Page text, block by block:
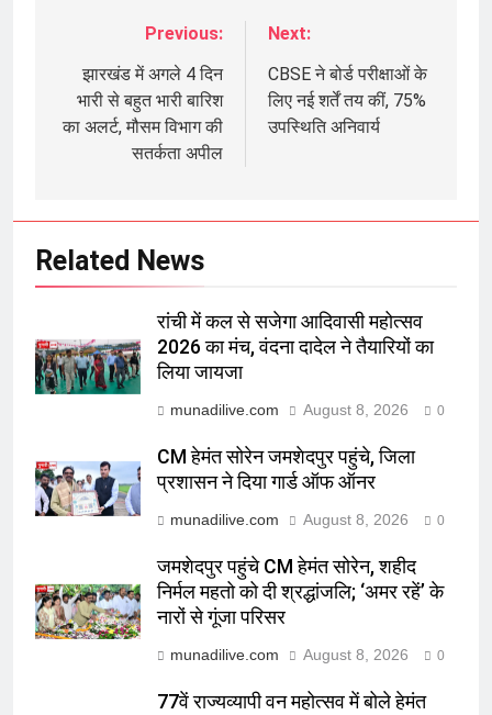
navigation
Previous:
झारखंड में अगले 4 दिन
भारी से बहुत भारी बारिश
का अलर्ट, मौसम विभाग की
सतर्कता अपील
Next:
CBSE ने बोर्ड परीक्षाओं के
लिए नई शर्तें तय कीं, 75%
उपस्थिति अनिवार्य
Related News
रांची में कल से सजेगा आदिवासी महोत्सव
2026 का मंच, वंदना दादेल ने तैयारियों का
लिया जायजा
munadilive.com August 8, 2026 0
CM हेमंत सोरेन जमशेदपुर पहुंचे, जिला
प्रशासन ने दिया गार्ड ऑफ ऑनर
munadilive.com August 8, 2026 0
जमशेदपुर पहुंचे CM हेमंत सोरेन, शहीद
निर्मल महतो को दी श्रद्धांजलि; ‘अमर रहें’ के
नारों से गूंजा परिसर
munadilive.com August 8, 2026 0
77वें राज्यव्यापी वन महोत्सव में बोले हेमंत